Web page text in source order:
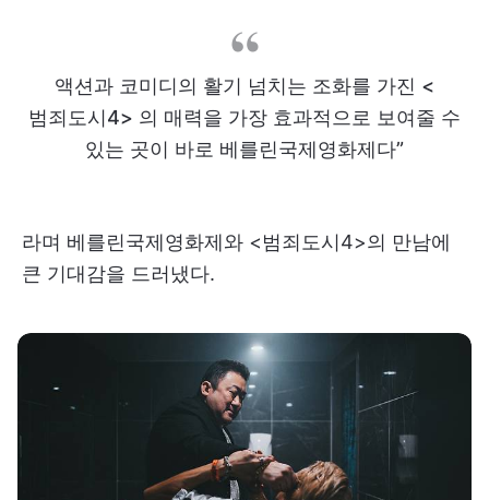
액션과 코미디의 활기 넘치는 조화를 가진 <
범죄도시4> 의 매력을 가장 효과적으로 보여줄 수
있는 곳이 바로 베를린국제영화제다”
라며 베를린국제영화제와 <범죄도시4>의 만남에
큰 기대감을 드러냈다.